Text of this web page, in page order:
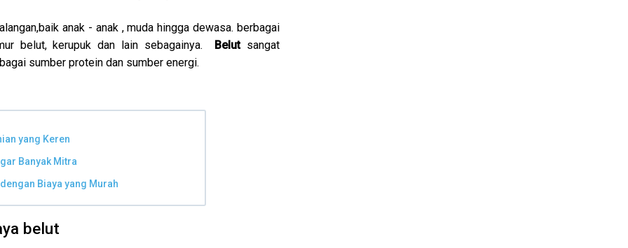
anak - anak , muda hingga dewasa. berbagai
belut, kerupuk dan lain sebagainya. Belutsangat
sumber protein dan sumber energi.
yang Keren
Banyak Mitra
Biaya yang Murah
belut